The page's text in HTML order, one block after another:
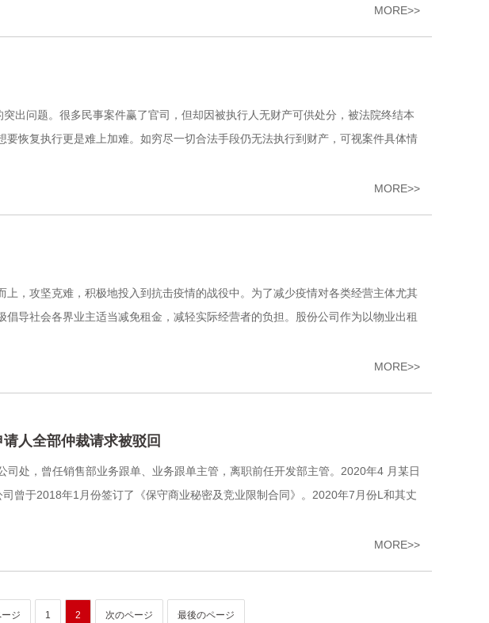
MORE>>
出问题。很多民事案件赢了官司，但却因被执行人无财产可供处分，被法院终结本
恢复执行更是难上加难。如穷尽一切合法手段仍无法执行到财产，可视案件具体情
MORE>>
，攻坚克难，积极地投入到抗击疫情的战役中。为了减少疫情对各类经营主体尤其
导社会各界业主适当减免租金，减轻实际经营者的负担。股份公司作为以物业出租
MORE>>
人全部仲裁请求被驳回
处，曾任销售部业务跟单、业务跟单主管，离职前任开发部主管。2020年4 月某日
曾于2018年1月份签订了《保守商业秘密及竞业限制合同》。2020年7月份L和其丈
MORE>>
ジ 1 2 次のページ 最後のページ